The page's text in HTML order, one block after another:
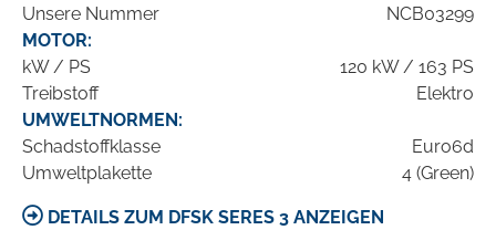
Unsere Nummer
NCB03299
MOTOR:
kW / PS
120 kW / 163 PS
Treibstoff
Elektro
UMWELTNORMEN:
Schadstoffklasse
Euro6d
Umweltplakette
4 (Green)
DETAILS ZUM DFSK SERES 3 ANZEIGEN